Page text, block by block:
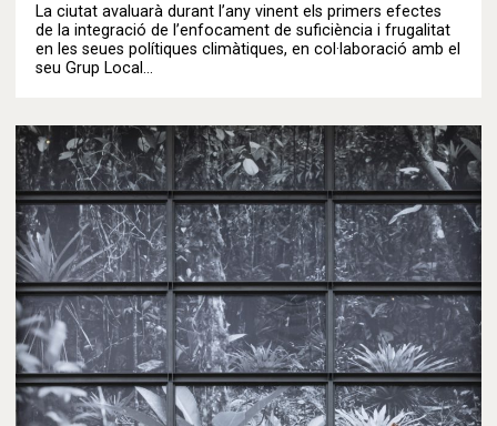
La ciutat avaluarà durant l’any vinent els primers efectes
de la integració de l’enfocament de suficiència i frugalitat
en les seues polítiques climàtiques, en col·laboració amb el
seu Grup Local…